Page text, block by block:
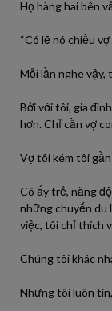
Họ hàng hai bên
“Có lẽ nó chiều vợ
Mỗi lần nghe vậy,
Bởi với tôi, gia
hơn. Chỉ cần vợ
Vợ tôi kém tôi
Cô ấy trẻ, năng
những chuyến du
việc, tôi chỉ thích
Chúng tôi khác
Nhưng tôi luôn